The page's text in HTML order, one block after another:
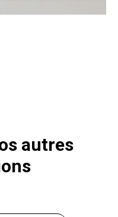
autres